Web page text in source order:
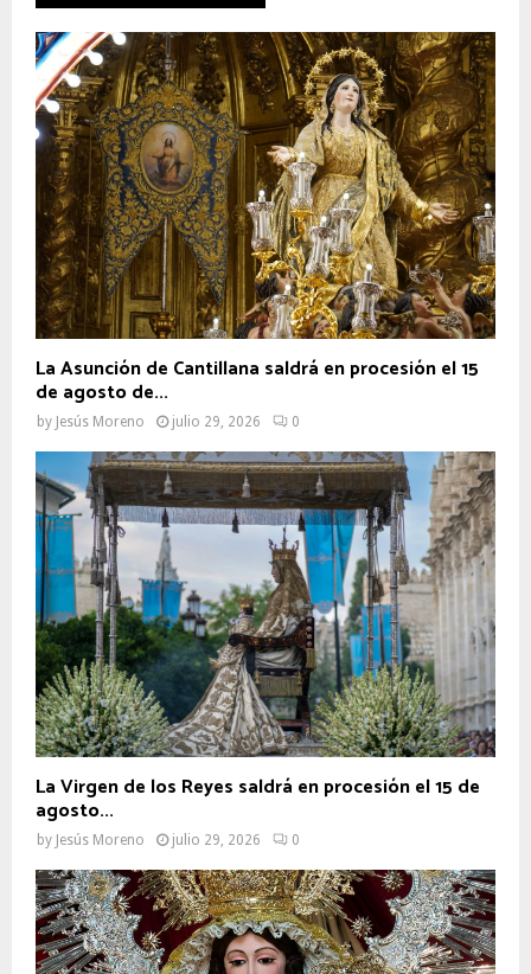
La Asunción de Cantillana saldrá en procesión el 15
de agosto de...
by Jesús Moreno julio 29, 2026 0
La Virgen de los Reyes saldrá en procesión el 15 de
agosto...
by Jesús Moreno julio 29, 2026 0